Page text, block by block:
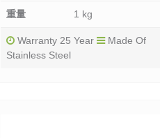
重量 1 kg
Warranty 25 Year
Made Of
Stainless Steel